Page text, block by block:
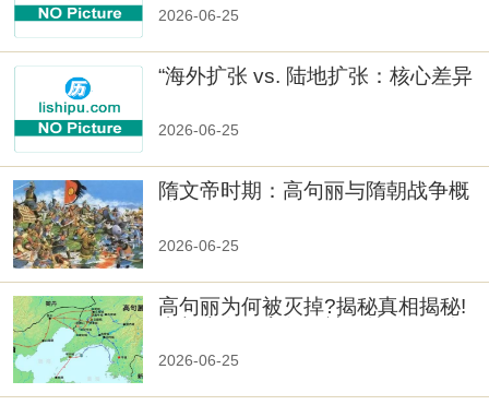
2026-06-25
“海外扩张 vs. 陆地扩张：核心差异
2026-06-25
隋文帝时期：高句丽与隋朝战争概
2026-06-25
高句丽为何被灭掉?揭秘真相揭秘!
2026-06-25